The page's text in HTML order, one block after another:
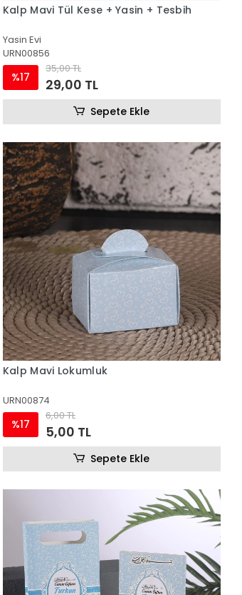
Kalp Mavi Tül Kese + Yasin + Tesbih
Yasin Evi
URN00856
%17
35,00 TL
29,00 TL
Sepete Ekle
Kalp Mavi Lokumluk
URN00874
%17
6,00 TL
5,00 TL
Sepete Ekle